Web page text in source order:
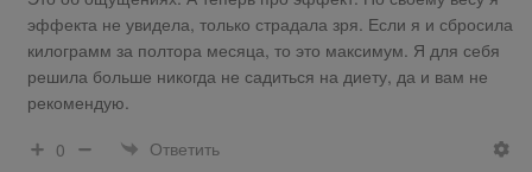
эффекта не увидела, только страдала зря. Если я и сбросила
килограмм за полтора месяца, то это максимум. Я для себя
решила больше никогда не садиться на диету, да и вам не
рекомендую.
0
Ответить